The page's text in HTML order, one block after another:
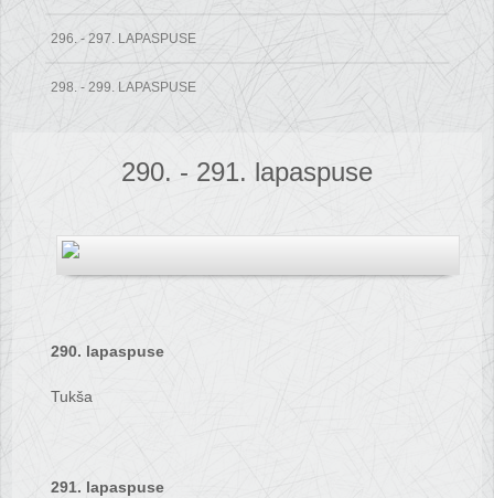
296. - 297. LAPASPUSE
298. - 299. LAPASPUSE
290. - 291. lapaspuse
290. lapaspuse
Tukša
291. lapaspuse